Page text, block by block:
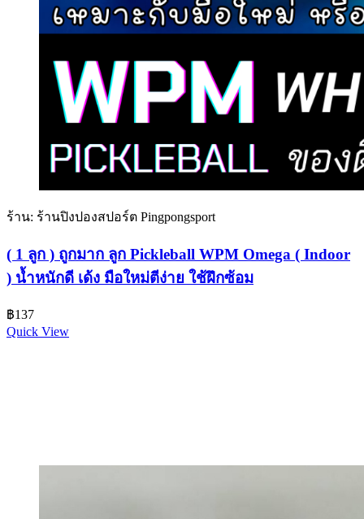
ร้าน: ร้านปิงปองสปอร์ต Pingpongsport
( 1 ลูก ) ถูกมาก ลูก Pickleball WPM Omega ( Indoor
) น้ำหนักดี เด้ง มือใหม่ตีง่าย ใช้ฝึกซ้อม
฿137
Quick View